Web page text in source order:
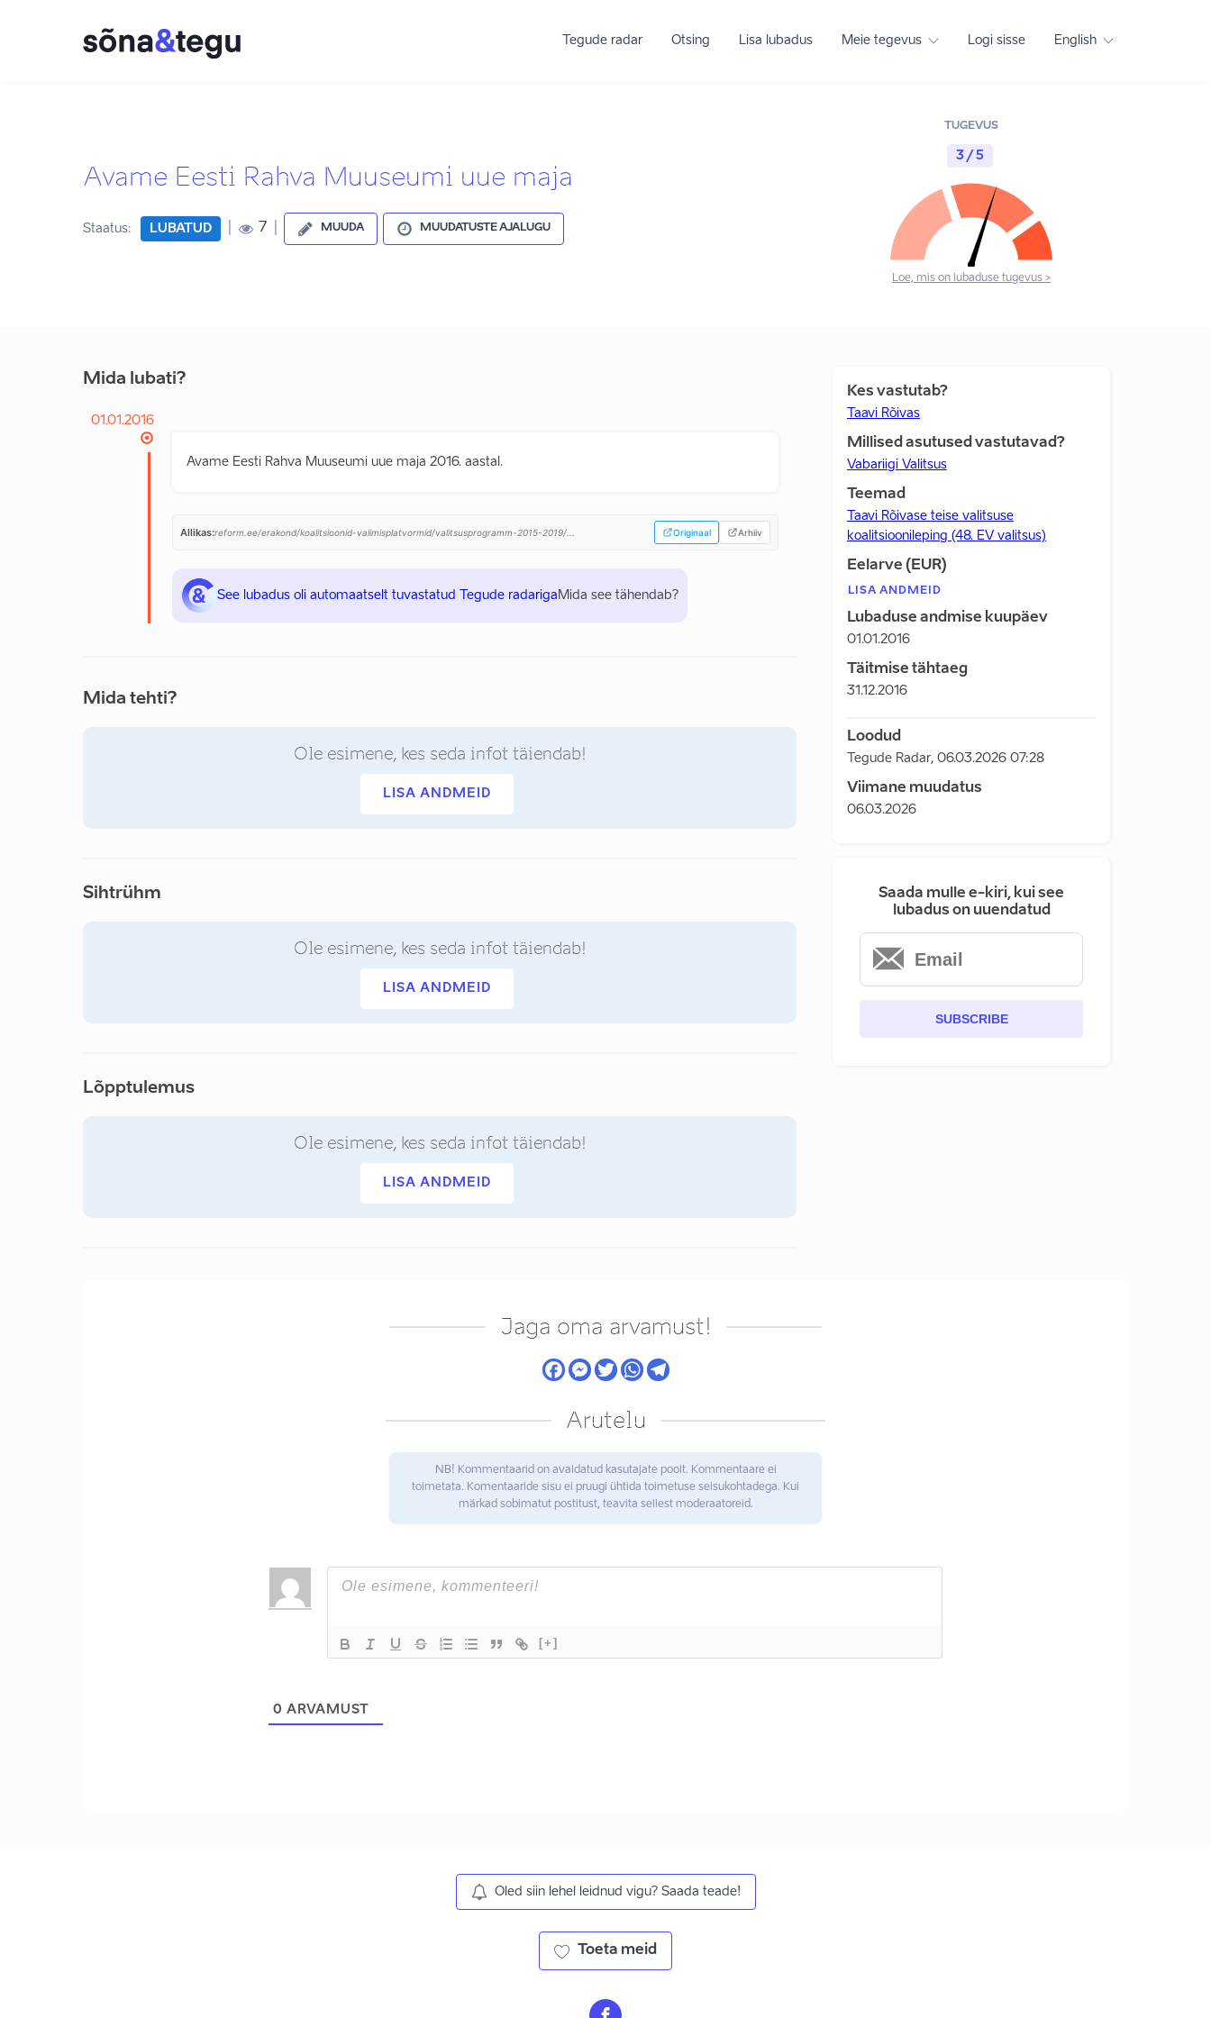
Tegude radar Otsing Lisa lubadus Meie tegevus Logi sisse English
Avame Eesti Rahva Muuseumi uue maja
Staatus: LUBATUD 7 MUUDA MUUDATUSTE AJALUGU
TUGEVUS
3 / 5
Loe, mis on lubaduse tugevus >
Mida lubati?
01.01.2016
Avame Eesti Rahva Muuseumi uue maja 2016. aastal.
Allikas:reform.ee/erakond/koalitsioonid-valimisplatvormid/valitsusprogramm-2015-2019/... Originaal Arhiiv
See lubadus oli automaatselt tuvastatud Tegude radariga Mida see tähendab?
Mida tehti?
Ole esimene, kes seda infot täiendab!
LISA ANDMEID
Sihtrühm
Ole esimene, kes seda infot täiendab!
LISA ANDMEID
Lõpptulemus
Ole esimene, kes seda infot täiendab!
LISA ANDMEID
Kes vastutab?
Taavi Rõivas
Millised asutused vastutavad?
Vabariigi Valitsus
Teemad
Taavi Rõivase teise valitsuse
koalitsioonileping (48. EV valitsus)
Eelarve (EUR)
LISA ANDMEID
Lubaduse andmise kuupäev
01.01.2016
Täitmise tähtaeg
31.12.2016
Loodud
Tegude Radar, 06.03.2026 07:28
Viimane muudatus
06.03.2026
Saada mulle e-kiri, kui see
lubadus on uuendatud
SUBSCRIBE
Jaga oma arvamust!
Arutelu
NB! Kommentaarid on avaldatud kasutajate poolt. Kommentaare ei
toimetata. Komentaaride sisu ei pruugi ühtida toimetuse seisukohtadega. Kui
märkad sobimatut postitust, teavita sellest moderaatoreid.
[+]
0 ARVAMUST
Oled siin lehel leidnud vigu? Saada teade!
Toeta meid